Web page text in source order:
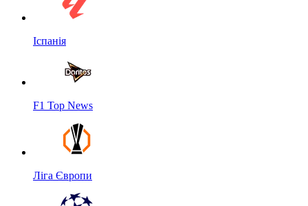
Іспанія
F1 Top News
Ліга Європи